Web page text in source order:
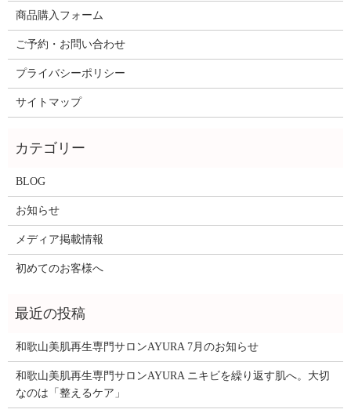
商品購入フォーム
ご予約・お問い合わせ
プライバシーポリシー
サイトマップ
BLOG
お知らせ
メディア掲載情報
初めてのお客様へ
和歌山美肌再生専門サロンAYURA 7月のお知らせ
和歌山美肌再生専門サロンAYURA ニキビを繰り返す肌へ。大切
なのは「整えるケア」